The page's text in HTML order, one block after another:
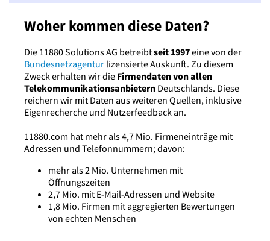
Woher kommen diese Daten?
Die 11880 Solutions AG betreibtseit 1997eine von der
Bundesnetzagentur lizensierte Auskunft. Zu diesem
Zweck erhalten wir die Firmendaten von allen
Telekommunikationsanbietern Deutschlands. Diese
reichern wir mit Daten aus weiteren Quellen, inklusive
Eigenrecherche und Nutzerfeedback an.
11880.com hat mehr als 4,7 Mio. Firmeneinträge mit
Adressen und Telefonnummern; davon:
mehr als 2 Mio. Unternehmen mit
Öffnungszeiten
2,7 Mio. mit E-Mail-Adressen und Website
1,8 Mio. Firmen mit aggregierten Bewertungen
von echten Menschen